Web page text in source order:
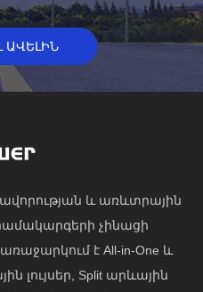
ԱՎԵԼԻՆ
և առևտրային
չինացի
է All-in-One և
լույսեր, Split արևային